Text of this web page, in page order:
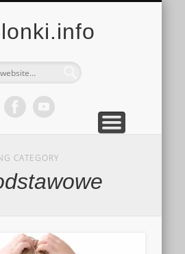
CATEGORY